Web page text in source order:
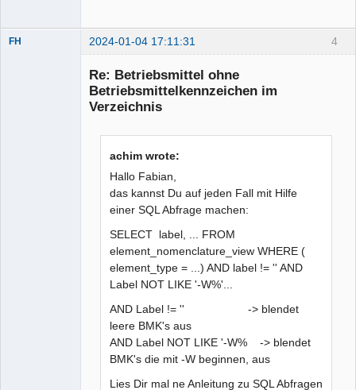
4
FH 2024-01-04 17:11:31
Re: Betriebsmittel ohne
Betriebsmittelkennzeichen im
Verzeichnis
achim wrote:
Hallo Fabian,
das kannst Du auf jeden Fall mit Hilfe
einer SQL Abfrage machen:
SELECT label, ... FROM
element_nomenclature_view WHERE (
element_type = ...) AND label != '' AND
Label NOT LIKE '-W%'...
AND Label != '' -> blendet
leere BMK's aus
AND Label NOT LIKE '-W% -> blendet
BMK's die mit -W beginnen, aus
Lies Dir mal ne Anleitung zu SQL Abfragen